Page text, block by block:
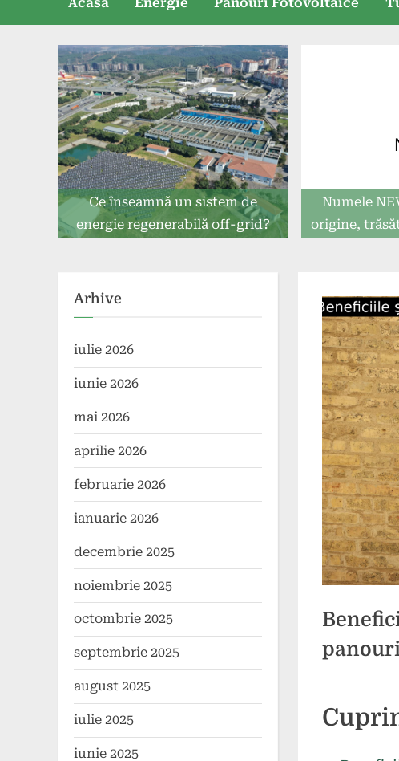
Ce înseamnă un sistem de
energie regenerabilă off-grid?
Numele
origine,
on
mai
Arhive
iulie 2026
iunie 2026
mai 2026
aprilie 2026
februarie 2026
ianuarie 2026
decembrie 2025
noiembrie 2025
octombrie 2025
septembrie 2025
august 2025
iulie 2025
iunie 2025